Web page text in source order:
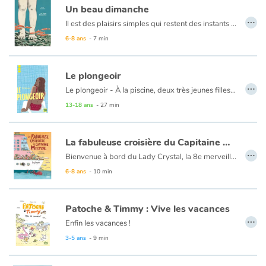
Un beau dimanche
Il est des plaisirs simples qui restent des instants de bonheur gravés à jamais. En voici un, conté à hauteur d’enfant.
6-8 ans - 7 min
…
Le plongeoir
Le plongeoir - À la piscine, deux très jeunes filles sont entraînées malgré elles en haut du plongeoir par deux garçons. D’abord flattées puis inquiètes et tétanisées, elles n’arrivent pas à se défaire de leur emprise. Quand l’une est poussée à l’eau, l’autre parvient enfin à dire non.
Un saut dans la rivière - Deux garçons, de 12 et 17 ans, passent la journée au bord d’une rivière. L’aîné, soucieux de répondre aux injonctions viriles, jette le plus jeune dans la rivière pour lui apprendre à nager et faire de lui «un homme».
C’est l’amour à la plage - Le regard d’une mère sur le couple que forment son grand ado et sa nouvelle petite copine. Les trois sont à la plage et le jeune homme a bien du mal à comprendre que son amie se fâche lorsqu’il l’entraîne contre son gré dans la mer.
13-18 ans - 27 min
…
La fabuleuse croisière du Capitaine Mistral
Bienvenue à bord du Lady Crystal, la 8e merveille du monde ! Long comme trois terrains de football et aussi haut qu’un immeuble de 20 étages, ce gigantesque paquebot glisse sur l’océan avec plus de 9000 passagers à son bord. Une vraie ville flottante ! Le maire de cette ville, c’est le capitaine Mistral. Il vous souhaite la bienvenue à bord et vous promet LA PLUS BELLE AVENTURE DE VOTRE VIE !
6-8 ans - 10 min
…
Patoche & Timmy : Vive les vacances
Enfin les vacances !
Direction, le bord de la mer !
3-5 ans - 9 min
…